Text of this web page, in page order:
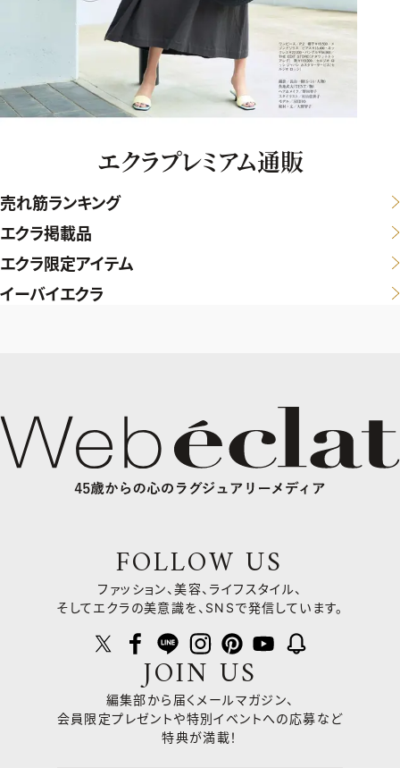
エクラプレミアム通販
売れ筋ランキング
エクラ掲載品
エクラ限定アイテム
イーバイエクラ
FOLLOW US
ファッション、美容、ライフスタイル、
そしてエクラの美意識を、SNSで発信しています。
JOIN US
編集部から届くメールマガジン、
会員限定プレゼントや特別イベントへの応募など
特典が満載！